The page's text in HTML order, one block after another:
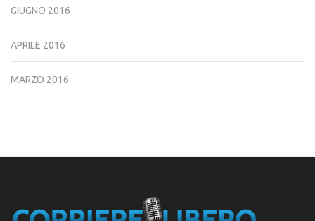
GIUGNO 2016
APRILE 2016
MARZO 2016